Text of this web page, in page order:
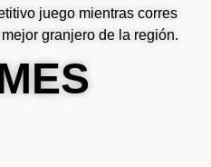
juego mientras corres
granjero de la región.